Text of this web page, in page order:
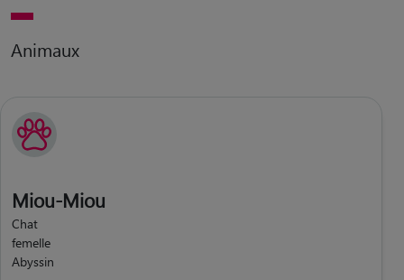
Animaux
Miou-Miou
Chat
femelle
Abyssin